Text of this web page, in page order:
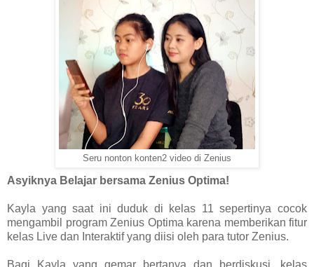
Seru nonton konten2 video di Zenius
Asyiknya Belajar bersama Zenius Optima!
Kayla yang saat ini duduk di kelas 11 sepertinya cocok
mengambil program Zenius Optima karena memberikan fitur
kelas Live dan Interaktif yang diisi oleh para tutor Zenius.
Bagi Kayla yang gemar bertanya dan berdiskusi, kelas